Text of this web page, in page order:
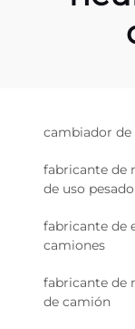
cambiador
fabricante de
de uso pesado
fabricante de
camiones
fabricante de
de camión